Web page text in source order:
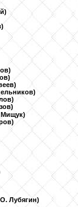
Мищук)
Лубягин)